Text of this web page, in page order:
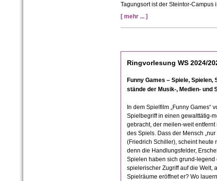
Tagungsort ist der Steintor-Campus
[ mehr ... ]
Ringvorlesung WS 2024/
Funny Games – Spiele,
stände der Musik-, Medien- und
In dem Spielfilm „Funny Games“
Spielbegriff in einen gewalttätig-
gebracht, der meilen-weit
des Spiels. Dass der Mensch
(Friedrich Schiller), scheint heute
denn die Handlungsfelder,
Spielen haben sich grund-
spielerischer Zugriff auf die Welt,
Spielräume eröffnet er? Wo